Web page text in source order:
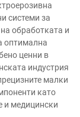
системи за
обработката и
оптимална
ценни в
индустрия
малки
като
и медицински